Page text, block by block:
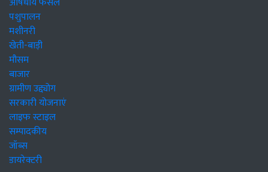
पशुपालन
मशीनरी
खेती-बाड़ी
मौसम
बाजार
ग्रामीण उद्द्योग
सरकारी योजनाएं
लाइफ स्टाइल
सम्पादकीय
जॉब्स
डायरेक्टरी